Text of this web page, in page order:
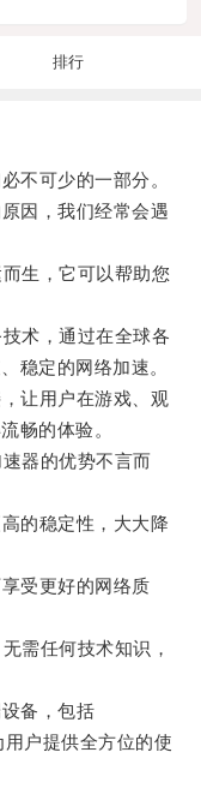
排行
可少的一部分。
因，我们经常会遇
生，它可以帮助您
术，通过在全球各
稳定的网络加速。
让用户在游戏、观
畅的体验。
器的优势不言而
的稳定性，大大降
受更好的网络质
需任何技术知识，
备，包括
户提供全方位的使